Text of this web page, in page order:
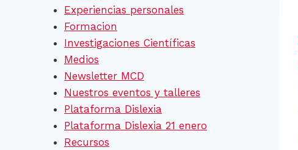
Experiencias personales
Formacion
Investigaciones Científicas
Medios
Newsletter MCD
Nuestros eventos y talleres
Plataforma Dislexia
Plataforma Dislexia 21 enero
Recursos